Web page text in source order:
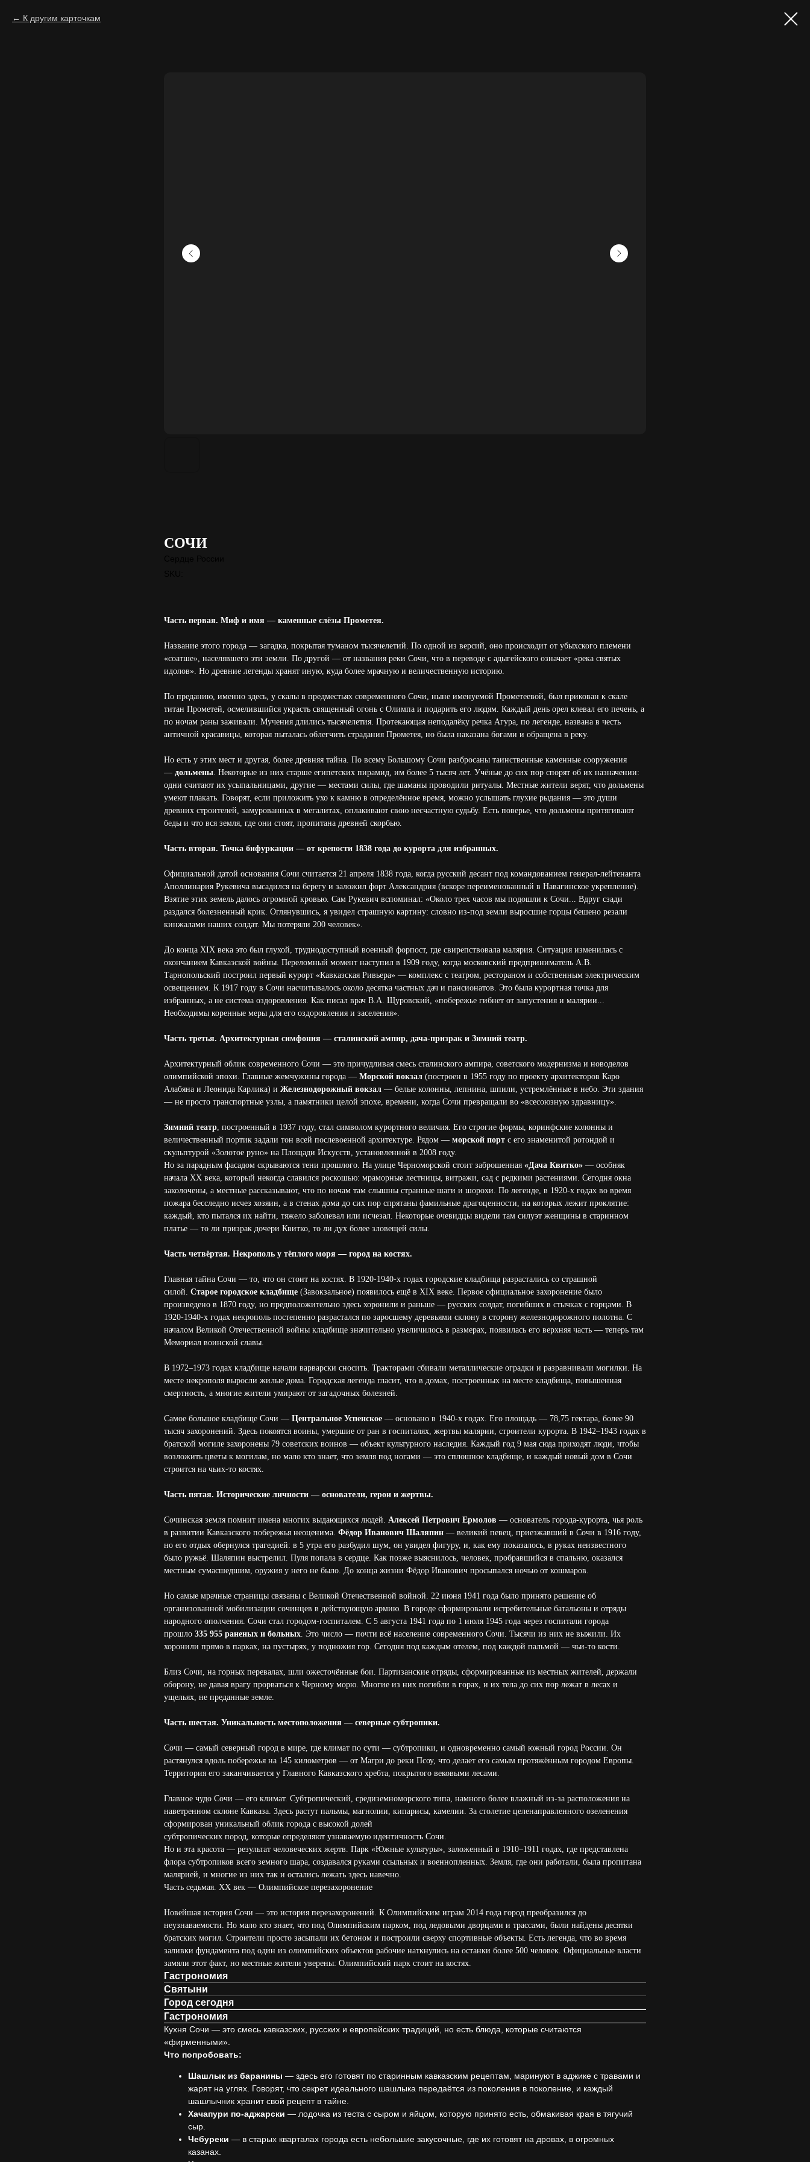
К другим карточкам
СОЧИ
Часть первая. Миф и имя — каменные слёзы Прометея.
Название этого города — загадка, покрытая туманом тысячелетий. По одной из версий, оно происходит от убыхского племени
«соатше», населявшего эти земли. По другой — от названия реки Сочи, что в переводе с адыгейского означает «река святых
идолов». Но древние легенды хранят иную, куда более мрачную и величественную историю.
По преданию, именно здесь, у скалы в предместьях современного Сочи, ныне именуемой Прометеевой, был прикован к скале
титан Прометей, осмелившийся украсть священный огонь с Олимпа и подарить его людям. Каждый день орел клевал его печень, а
по ночам раны заживали. Мучения длились тысячелетия. Протекающая неподалёку речка Агура, по легенде, названа в честь
античной красавицы, которая пыталась облегчить страдания Прометея, но была наказана богами и обращена в реку.
Но есть у этих мест и другая, более древняя тайна. По всему Большому Сочи разбросаны таинственные каменные сооружения
— дольмены. Некоторые из них старше египетских пирамид, им более 5 тысяч лет. Учёные до сих пор спорят об их назначении:
одни считают их усыпальницами, другие — местами силы, где шаманы проводили ритуалы. Местные жители верят, что дольмены
умеют плакать. Говорят, если приложить ухо к камню в определённое время, можно услышать глухие рыдания — это души
древних строителей, замурованных в мегалитах, оплакивают свою несчастную судьбу. Есть поверье, что дольмены притягивают
беды и что вся земля, где они стоят, пропитана древней скорбью.
Часть вторая. Точка бифуркации — от крепости 1838 года до курорта для избранных.
Официальной датой основания Сочи считается 21 апреля 1838 года, когда русский десант под командованием генерал-лейтенанта
Аполлинария Рукевича высадился на берегу и заложил форт Александрия (вскоре переименованный в Навагинское укрепление).
Взятие этих земель далось огромной кровью. Сам Рукевич вспоминал: «Около трех часов мы подошли к Сочи... Вдруг сзади
раздался болезненный крик. Оглянувшись, я увидел страшную картину: словно из-под земли выросшие горцы бешено резали
кинжалами наших солдат. Мы потеряли 200 человек».
До конца XIX века это был глухой, труднодоступный военный форпост, где свирепствовала малярия. Ситуация изменилась с
окончанием Кавказской войны. Переломный момент наступил в 1909 году, когда московский предприниматель А.В.
Тарнопольский построил первый курорт «Кавказская Ривьера» — комплекс с театром, рестораном и собственным электрическим
освещением. К 1917 году в Сочи насчитывалось около десятка частных дач и пансионатов. Это была курортная точка для
избранных, а не система оздоровления. Как писал врач В.А. Щуровский, «побережье гибнет от запустения и малярии...
Необходимы коренные меры для его оздоровления и заселения».
Часть третья. Архитектурная симфония — сталинский ампир, дача-призрак и Зимний театр.
Архитектурный облик современного Сочи — это причудливая смесь сталинского ампира, советского модернизма и новоделов
олимпийской эпохи. Главные жемчужины города — Морской вокзал (построен в 1955 году по проекту архитекторов Каро
Алабяна и Леонида Карлика) и Железнодорожный вокзал — белые колонны, лепнина, шпили, устремлённые в небо. Эти здания
— не просто транспортные узлы, а памятники целой эпохе, времени, когда Сочи превращали во «всесоюзную здравницу».
Зимний театр, построенный в 1937 году, стал символом курортного величия. Его строгие формы, коринфские колонны и
величественный портик задали тон всей послевоенной архитектуре. Рядом — морской порт с его знаменитой ротондой и
скульптурой «Золотое руно» на Площади Искусств, установленной в 2008 году.
Но за парадным фасадом скрываются тени прошлого. На улице Черноморской стоит заброшенная «Дача Квитко» — особняк
начала XX века, который некогда славился роскошью: мраморные лестницы, витражи, сад с редкими растениями. Сегодня окна
заколочены, а местные рассказывают, что по ночам там слышны странные шаги и шорохи. По легенде, в 1920-х годах во время
пожара бесследно исчез хозяин, а в стенах дома до сих пор спрятаны фамильные драгоценности, на которых лежит проклятие:
каждый, кто пытался их найти, тяжело заболевал или исчезал. Некоторые очевидцы видели там силуэт женщины в старинном
платье — то ли призрак дочери Квитко, то ли дух более зловещей силы.
Часть четвёртая. Некрополь у тёплого моря — город на костях.
Главная тайна Сочи — то, что он стоит на костях. В 1920-1940-х годах городские кладбища разрастались со страшной
силой. Старое городское кладбище (Завокзальное) появилось ещё в XIX веке. Первое официальное захоронение было
произведено в 1870 году, но предположительно здесь хоронили и раньше — русских солдат, погибших в стычках с горцами. В
1920-1940-х годах некрополь постепенно разрастался по заросшему деревьями склону в сторону железнодорожного полотна. С
началом Великой Отечественной войны кладбище значительно увеличилось в размерах, появилась его верхняя часть — теперь там
Мемориал воинской славы.
В 1972–1973 годах кладбище начали варварски сносить. Тракторами сбивали металлические оградки и разравнивали могилки. На
месте некрополя выросли жилые дома. Городская легенда гласит, что в домах, построенных на месте кладбища, повышенная
смертность, а многие жители умирают от загадочных болезней.
Самое большое кладбище Сочи — Центральное Успенское — основано в 1940-х годах. Его площадь — 78,75 гектара, более 90
тысяч захоронений. Здесь покоятся воины, умершие от ран в госпиталях, жертвы малярии, строители курорта. В 1942–1943 годах в
братской могиле захоронены 79 советских воинов — объект культурного наследия. Каждый год 9 мая сюда приходят люди, чтобы
возложить цветы к могилам, но мало кто знает, что земля под ногами — это сплошное кладбище, и каждый новый дом в Сочи
строится на чьих-то костях.
Часть пятая. Исторические личности — основатели, герои и жертвы.
Сочинская земля помнит имена многих выдающихся людей. Алексей Петрович Ермолов — основатель города-курорта, чья роль
в развитии Кавказского побережья неоценима. Фёдор Иванович Шаляпин — великий певец, приезжавший в Сочи в 1916 году,
но его отдых обернулся трагедией: в 5 утра его разбудил шум, он увидел фигуру, и, как ему показалось, в руках неизвестного
было ружьё. Шаляпин выстрелил. Пуля попала в сердце. Как позже выяснилось, человек, пробравшийся в спальню, оказался
местным сумасшедшим, оружия у него не было. До конца жизни Фёдор Иванович просыпался ночью от кошмаров.
Но самые мрачные страницы связаны с Великой Отечественной войной. 22 июня 1941 года было принято решение об
организованной мобилизации сочинцев в действующую армию. В городе сформировали истребительные батальоны и отряды
народного ополчения. Сочи стал городом-госпиталем. С 5 августа 1941 года по 1 июля 1945 года через госпитали города
прошло 335 955 раненых и больных. Это число — почти всё население современного Сочи. Тысячи из них не выжили. Их
хоронили прямо в парках, на пустырях, у подножия гор. Сегодня под каждым отелем, под каждой пальмой — чьи-то кости.
Близ Сочи, на горных перевалах, шли ожесточённые бои. Партизанские отряды, сформированные из местных жителей, держали
оборону, не давая врагу прорваться к Черному морю. Многие из них погибли в горах, и их тела до сих пор лежат в лесах и
ущельях, не преданные земле.
Часть шестая. Уникальность местоположения — северные субтропики.
Сочи — самый северный город в мире, где климат по сути — субтропики, и одновременно самый южный город России. Он
растянулся вдоль побережья на 145 километров — от Магри до реки Псоу, что делает его самым протяжённым городом Европы.
Территория его заканчивается у Главного Кавказского хребта, покрытого вековыми лесами.
Главное чудо Сочи — его климат. Субтропический, средиземноморского типа, намного более влажный из-за расположения на
наветренном склоне Кавказа. Здесь растут пальмы, магнолии, кипарисы, камелии. За столетие целенаправленного озеленения
сформирован уникальный облик города с высокой долей
субтропических пород, которые определяют узнаваемую идентичность Сочи.
Но и эта красота — результат человеческих жертв. Парк «Южные культуры», заложенный в 1910–1911 годах, где представлена
флора субтропиков всего земного шара, создавался руками ссыльных и военнопленных. Земля, где они работали, была пропитана
малярией, и многие из них так и остались лежать здесь навечно.
Часть седьмая. XX век — Олимпийское перезахоронение
Новейшая история Сочи — это история перезахоронений. К Олимпийским играм 2014 года город преобразился до
неузнаваемости. Но мало кто знает, что под Олимпийским парком, под ледовыми дворцами и трассами, были найдены десятки
братских могил. Строители просто засыпали их бетоном и построили сверху спортивные объекты. Есть легенда, что во время
заливки фундамента под один из олимпийских объектов рабочие наткнулись на останки более 500 человек. Официальные власти
замяли этот факт, но местные жители уверены: Олимпийский парк стоит на костях.
Гастрономия
Святыни
Город сегодня
Гастрономия
Кухня Сочи — это смесь кавказских, русских и европейских традиций, но есть блюда, которые считаются
«фирменными».
Что попробовать:
Шашлык из баранины — здесь его готовят по старинным кавказским рецептам, маринуют в аджике с травами и
жарят на углях. Говорят, что секрет идеального шашлыка передаётся из поколения в поколение, и каждый
шашлычник хранит свой рецепт в тайне.
Хачапури по-аджарски — лодочка из теста с сыром и яйцом, которую принято есть, обмакивая края в тягучий
сыр.
Чебуреки — в старых кварталах города есть небольшие закусочные, где их готовят на дровах, в огромных
казанах.